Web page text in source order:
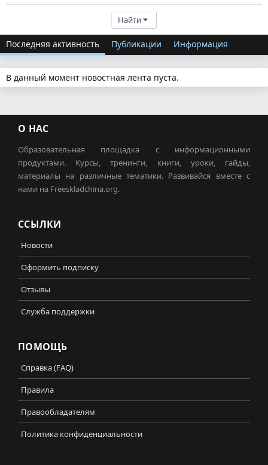
Найти
Последняя активность Публикации Информация
В данный момент новостная лента пуста.
О НАС
Образовательная площадка с информационными
продуктами. Курсы, тренинги, книги, уроки, гайды,
материалы на различные тематики. Развивайся вместе с
нами на Freeskladchina.org.
ССЫЛКИ
Новости
Оформить подписку
Отзывы
Служба поддержки
ПОМОЩЬ
Справка (FAQ)
Правила
Правообладателям
Политика конфиденциальности